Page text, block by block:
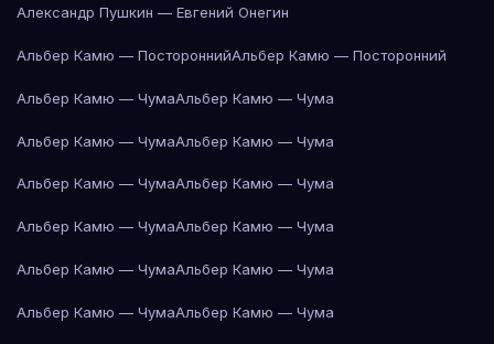
Александр Пушкин — Евгений Онегин
Альбер Камю — ПостороннийАльбер Камю — Посторонний
Альбер Камю — ЧумаАльбер Камю — Чума
Альбер Камю — ЧумаАльбер Камю — Чума
Альбер Камю — ЧумаАльбер Камю — Чума
Альбер Камю — ЧумаАльбер Камю — Чума
Альбер Камю — ЧумаАльбер Камю — Чума
Альбер Камю — ЧумаАльбер Камю — Чума